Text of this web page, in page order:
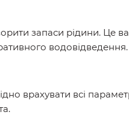
запаси рідини. Це
врахувати всі